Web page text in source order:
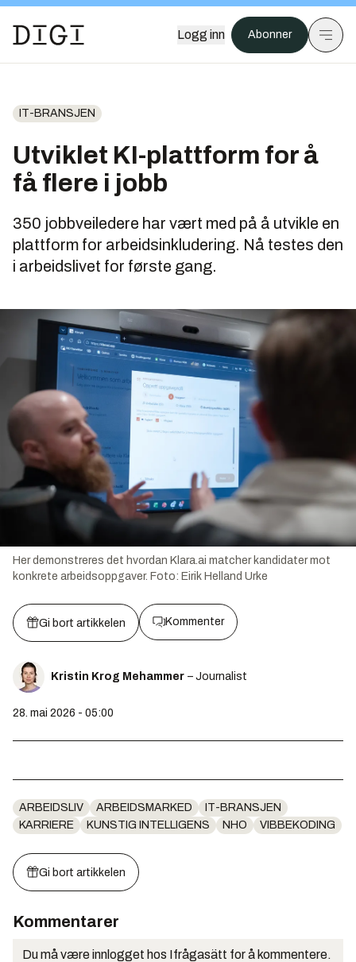
Logg inn Abonner
IT-BRANSJEN
Utviklet KI-plattform for å
få flere i jobb
350 jobbveiledere har vært med på å utvikle en
plattform for arbeidsinkludering. Nå testes den
i arbeidslivet for første gang.
Her demonstreres det hvordan Klara.ai matcher kandidater mot
konkrete arbeidsoppgaver. Foto: Eirik Helland Urke
Gi bort artikkelen Kommenter
Kristin Krog Mehammer – Journalist
28. mai 2026 - 05:00
ARBEIDSLIV ARBEIDSMARKED
IT-BRANSJEN
KARRIERE
KUNSTIG INTELLIGENS NHO VIBBEKODING
Gi bort artikkelen
Kommentarer
Du må være innlogget hos Ifrågasätt for å kommentere.